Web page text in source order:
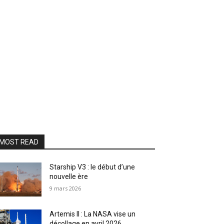
READ
Starship V3 : le début d’une
nouvelle ère
9 mars 2026
Artemis II : La NASA vise un